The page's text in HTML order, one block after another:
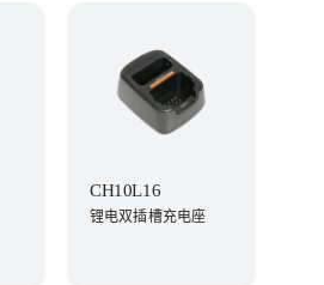
CH10L16
锂电双插槽充电座